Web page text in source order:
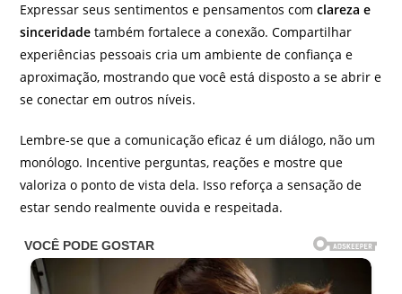
Expressar seus sentimentos e pensamentos comclareza e
sinceridade também fortalece a conexão. Compartilhar
experiências pessoais cria um ambiente de confiança e
aproximação, mostrando que você está disposto a se abrir e
se conectar em outros níveis.
Lembre-se que a comunicação eficaz é um diálogo, não um
monólogo. Incentive perguntas, reações e mostre que
valoriza o ponto de vista dela. Isso reforça a sensação de
estar sendo realmente ouvida e respeitada.